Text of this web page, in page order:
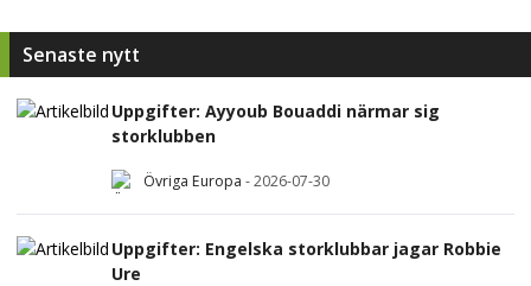
Senaste nytt
Uppgifter: Ayyoub Bouaddi närmar sig
storklubben
Övriga Europa -2026-07-30
Uppgifter: Engelska storklubbar jagar Robbie
Ure